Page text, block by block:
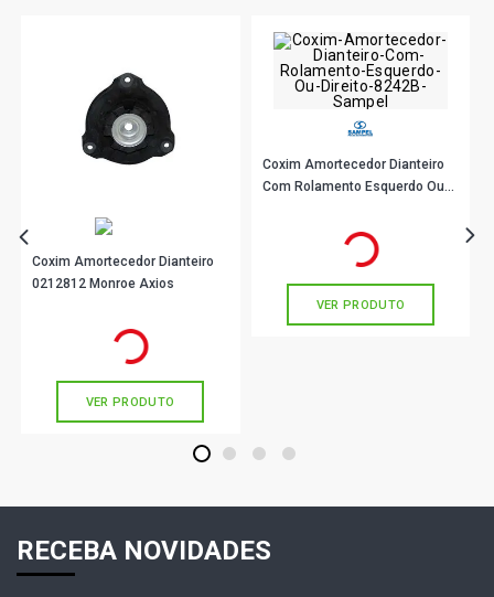
Coxim Amortecedor Dianteiro
0212812 Monroe Axios
em até 3x de
VER PRODUTO
Coxim Amortecedor Dianteiro
Com Rolamento Esquerdo Ou
em até 4x de
VER PRODUTO
1 2 3 4
RECEBA NOVIDADES